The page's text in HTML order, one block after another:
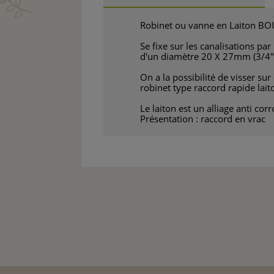
Robinet ou vanne en Laiton
Se fixe sur les canalisations
d'un diamètre 20 X 27mm (3/
On a la possibilité de visser
robinet type raccord rapide
Le laiton est un alliage anti
Présentation : raccord en vrac